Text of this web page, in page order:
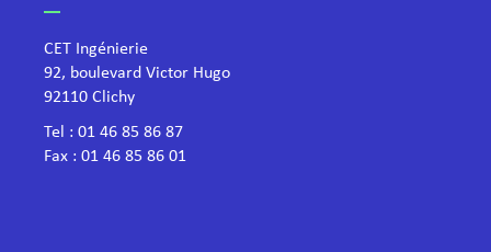
CET Ingénierie
92, boulevard Victor Hugo
​92110 Clichy
Tel : 01 46 85 86 87
Fax : 01 46 85 86 01